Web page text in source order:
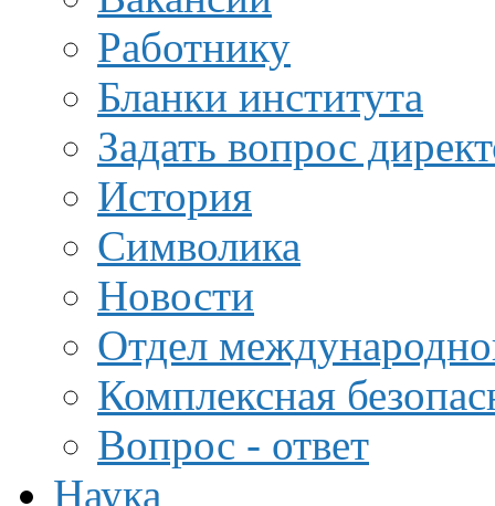
Работнику
Бланки института
Задать вопрос
История
Символика
Новости
Отдел
Комплексная
Вопрос - ответ
Наука